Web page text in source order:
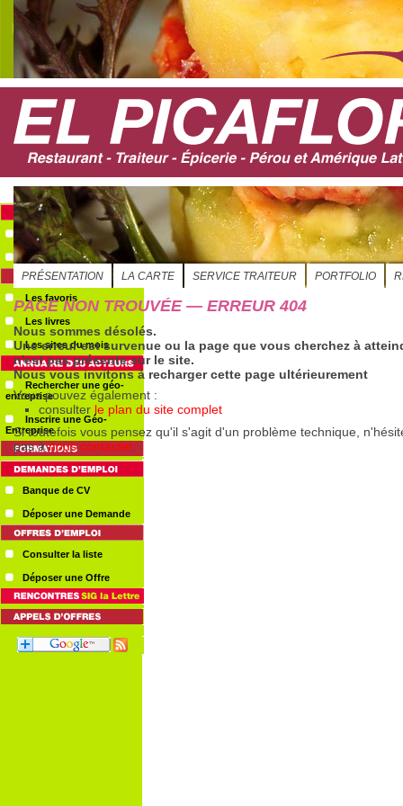
S'ABONNER
Evénements
Le GéoAgenda
Les favoris
Les livres
Les sites du mois
Rechercher une géo-
entreprise
Inscrire une Géo-
Entreprise
Banque de CV
Déposer une Demande
Consulter la liste
Déposer une Offre